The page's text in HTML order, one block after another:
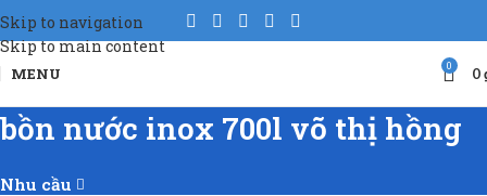
Skip to navigation
Skip to main content
MENU 0 0
bồn nước inox 700l võ thị hồng
Nhu cầu